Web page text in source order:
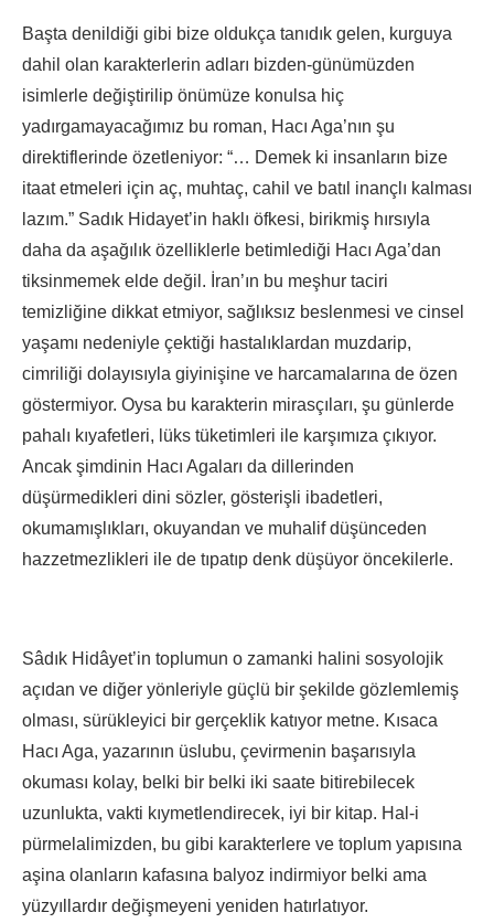
Başta denildiği gibi bize oldukça tanıdık gelen, kurguya
dahil olan karakterlerin adları bizden-günümüzden
isimlerle değiştirilip önümüze konulsa hiç
yadırgamayacağımız bu roman, Hacı Aga’nın şu
direktiflerinde özetleniyor: “… Demek ki insanların bize
itaat etmeleri için aç, muhtaç, cahil ve batıl inançlı kalması
lazım.” Sadık Hidayet’in haklı öfkesi, birikmiş hırsıyla
daha da aşağılık özelliklerle betimlediği Hacı Aga’dan
tiksinmemek elde değil. İran’ın bu meşhur taciri
temizliğine dikkat etmiyor, sağlıksız beslenmesi ve cinsel
yaşamı nedeniyle çektiği hastalıklardan muzdarip,
cimriliği dolayısıyla giyinişine ve harcamalarına de özen
göstermiyor. Oysa bu karakterin mirasçıları, şu günlerde
pahalı kıyafetleri, lüks tüketimleri ile karşımıza çıkıyor.
Ancak şimdinin Hacı Agaları da dillerinden
düşürmedikleri dini sözler, gösterişli ibadetleri,
okumamışlıkları, okuyandan ve muhalif düşünceden
hazzetmezlikleri ile de tıpatıp denk düşüyor öncekilerle.
Sâdık Hidâyet’in toplumun o zamanki halini sosyolojik
açıdan ve diğer yönleriyle güçlü bir şekilde gözlemlemiş
olması, sürükleyici bir gerçeklik katıyor metne. Kısaca
Hacı Aga, yazarının üslubu, çevirmenin başarısıyla
okuması kolay, belki bir belki iki saate bitirebilecek
uzunlukta, vakti kıymetlendirecek, iyi bir kitap. Hal-i
pürmelalimizden, bu gibi karakterlere ve toplum yapısına
aşina olanların kafasına balyoz indirmiyor belki ama
yüzyıllardır değişmeyeni yeniden hatırlatıyor.